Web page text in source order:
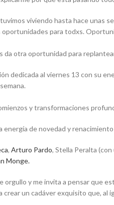
viviendo hasta hace unas
para todxs.
da otra oportunidad para
dedicada al viernes 13 con su
y transformaciones
energía de novedad y
, Arturo Pardo, Stella Peralta (con
Monge.
orgullo y me invita a pensar que
un cadáver exquisito que, al